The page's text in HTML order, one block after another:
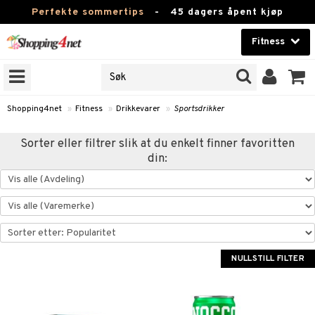
Perfekte sommertips - 45 dagers åpent kjøp
Fitness
Skjønnhet
Kontaktlinser
Fitness
Hjem & innredning
Leketøy, Barn & Baby
Shopping4net » Fitness » Drikkevarer » Sportsdrikker
Sorter eller filtrer slik at du enkelt finner favoritten
din:
NULLSTILL FILTER
drikke